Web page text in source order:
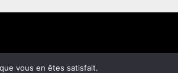
vous en êtes satisfait.